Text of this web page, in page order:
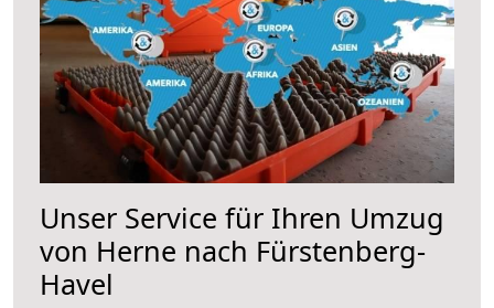
Unser Service für Ihren Umzug
von Herne nach Fürstenberg-
Havel